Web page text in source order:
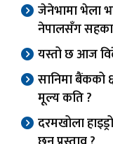
जेनेभामा भेला
नेपालसँग
यस्तो छ आज
सानिमा बैंकको
मूल्य कति ?
दरमखोला